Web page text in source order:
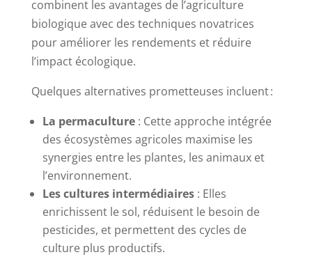
combinent les avantages de l’agriculture
biologique avec des techniques novatrices
pour améliorer les rendements et réduire
l’impact écologique.
Quelques alternatives prometteuses incluent :
La permaculture: Cette approche intégrée
des écosystèmes agricoles maximise les
synergies entre les plantes, les animaux et
l’environnement.
Les cultures intermédiaires: Elles
enrichissent le sol, réduisent le besoin de
pesticides, et permettent des cycles de
culture plus productifs.